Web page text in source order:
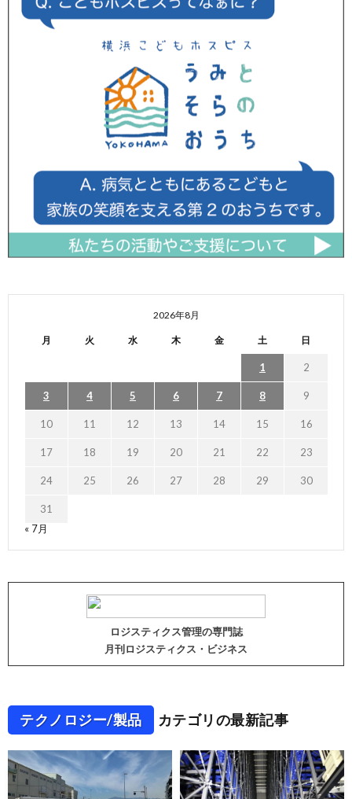
2026年8月
月 火 水 木 金 土 日
1 2
3 4 5 6 7 8 9
10 11 12 13 14 15 16
17 18 19 20 21 22 23
24 25 26 27 28 29 30
31
« 7月
ロジスティクス管理の専門誌
月刊ロジスティクス・ビジネス
テクノロジー/製品 カテゴリの最新記事